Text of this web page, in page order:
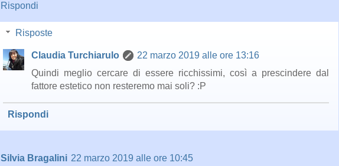
Rispondi
Risposte
Claudia Turchiarulo
22 marzo 2019 alle ore 13:16
Quindi meglio cercare di essere ricchissimi, così a prescindere dal
fattore estetico non resteremo mai soli? :P
Rispondi
Silvia Bragalini 22 marzo 2019 alle ore 10:45